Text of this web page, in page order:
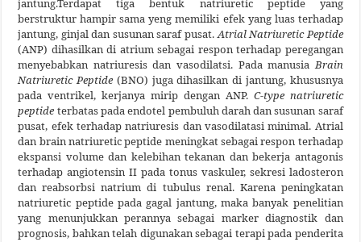
jantung.Terdapat tiga bentuk natriuretic peptide yang
berstruktur hampir sama yeng memiliki efek yang luas terhadap
jantung, ginjal dan susunan saraf pusat.Atrial Natriuretic Peptide
(ANP) dihasilkan di atrium sebagai respon terhadap peregangan
menyebabkan natriuresis dan vasodilatsi. Pada manusiaBrain
Natriuretic Peptide (BNO) juga dihasilkan di jantung, khususnya
pada ventrikel, kerjanya mirip dengan ANP. C-type natriuretic
peptide terbatas pada endotel pembuluh darah dan susunan saraf
pusat, efek terhadap natriuresis dan vasodilatasi minimal. Atrial
dan brain natriuretic peptide meningkat sebagai respon terhadap
ekspansi volume dan kelebihan tekanan dan bekerja antagonis
terhadap angiotensin II pada tonus vaskuler, sekresi ladosteron
dan reabsorbsi natrium di tubulus renal. Karena peningkatan
natriuretic peptide pada gagal jantung, maka banyak penelitian
yang menunjukkan perannya sebagai marker diagnostik dan
prognosis, bahkan telah digunakan sebagai terapi pada penderita